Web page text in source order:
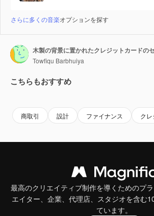
さらに多くの音楽オプションを探す
Towfiqu Barbhuiya
こちらもおすすめ
商取引 設計 ファイナンス クレ
最高のクリエイティブ制作を導くためのプ
エイター、企業、代理店、スタジオを含む
ています。